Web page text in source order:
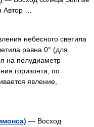
Автор …
небесного светила
равна 0° (для
на полудиаметр
горизонта, по
явление,
— Восход